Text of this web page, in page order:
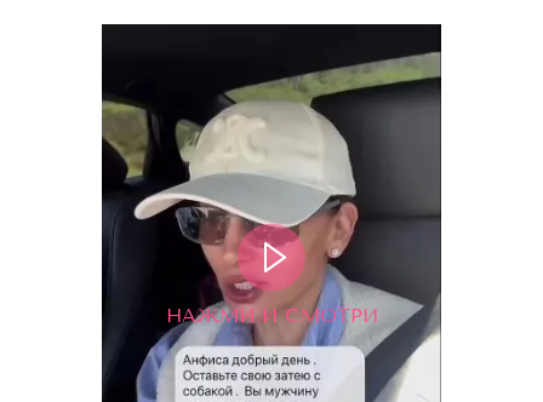
НАЖМИ И СМОТРИ